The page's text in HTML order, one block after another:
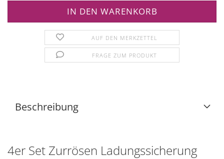
AUF DEN MERKZETTEL
FRAGE ZUM PRODUKT
Beschreibung
4er Set Zurrösen Ladungssicherung